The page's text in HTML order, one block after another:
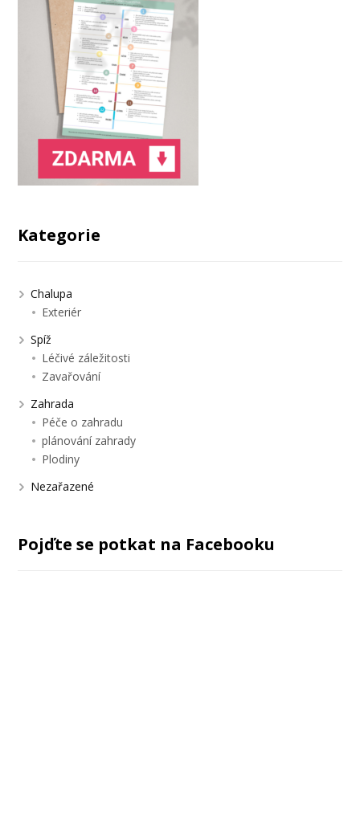
Kategorie
Chalupa
Exteriér
Spíž
Léčivé záležitosti
Zavařování
Zahrada
Péče o zahradu
plánování zahrady
Plodiny
Nezařazené
Pojďte se potkat na Facebooku